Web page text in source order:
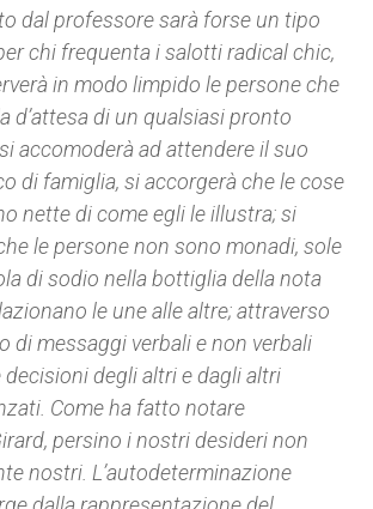
dal professore sarà forse un tipo
chi frequenta i salotti radical chic,
in modo limpido le persone che
d’attesa di un qualsiasi pronto
accomoderà ad attendere il suo
di famiglia, si accorgerà che le cose
nette di come egli le illustra; si
le persone non sono monadi, sole
di sodio nella bottiglia della nota
le une alle altre; attraverso
di messaggi verbali e non verbali
degli altri e dagli altri
Come ha fatto notare
persino i nostri desideri non
nostri. L’autodeterminazione